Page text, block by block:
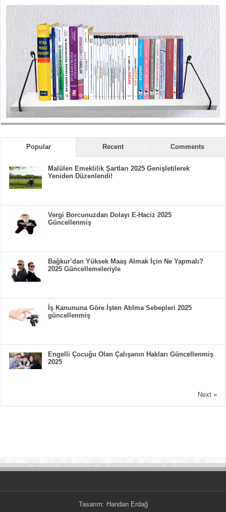
Popular Recent Comments
Malülen Emeklilik Şartları 2025 Genişletilerek
Yeniden Düzenlendi!
Vergi Borcunuzdan Dolayı E-Haciz 2025
Güncellenmiş
Bağkur’dan Yüksek Maaş Almak İçin Ne Yapmalı?
2025 Güncellemeleriyle
İş Kanununa Göre İşten Atılma Sebepleri 2025
güncellenmiş
Engelli Çocuğu Olan Çalışanın Hakları Güncellenmiş
2025
Next »
Tasarım: Handan Erdağ